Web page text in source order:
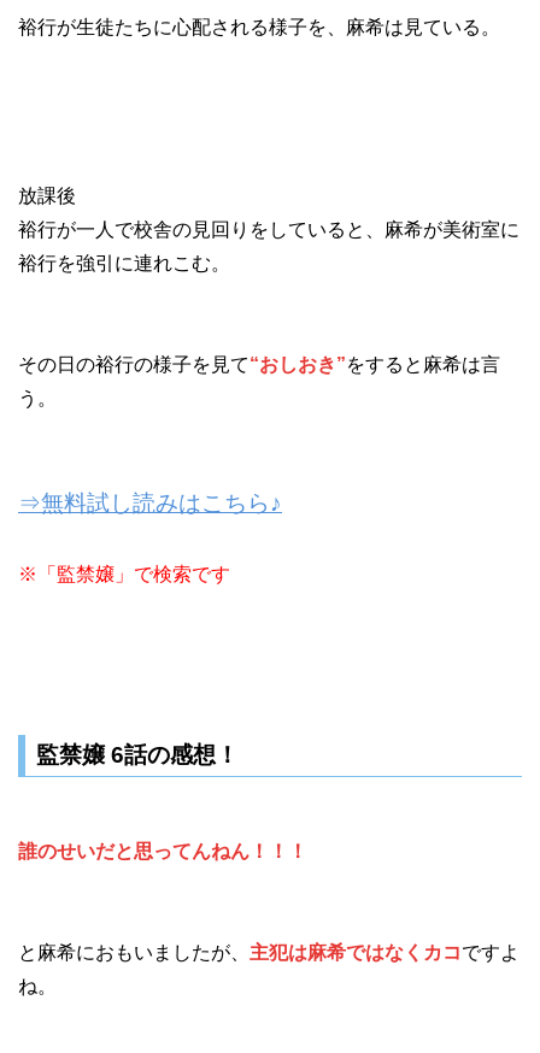
裕行が生徒たちに心配される様子を、麻希は見ている。
放課後
裕行が一人で校舎の見回りをしていると、麻希が美術室に
裕行を強引に連れこむ。
その日の裕行の様子を見て“おしおき”をすると麻希は言
う。
⇒無料試し読みはこちら♪
※「監禁嬢」で検索です
監禁嬢 6話の感想！
誰のせいだと思ってんねん！！！
と麻希におもいましたが、 主犯は麻希ではなくカコですよ
ね。